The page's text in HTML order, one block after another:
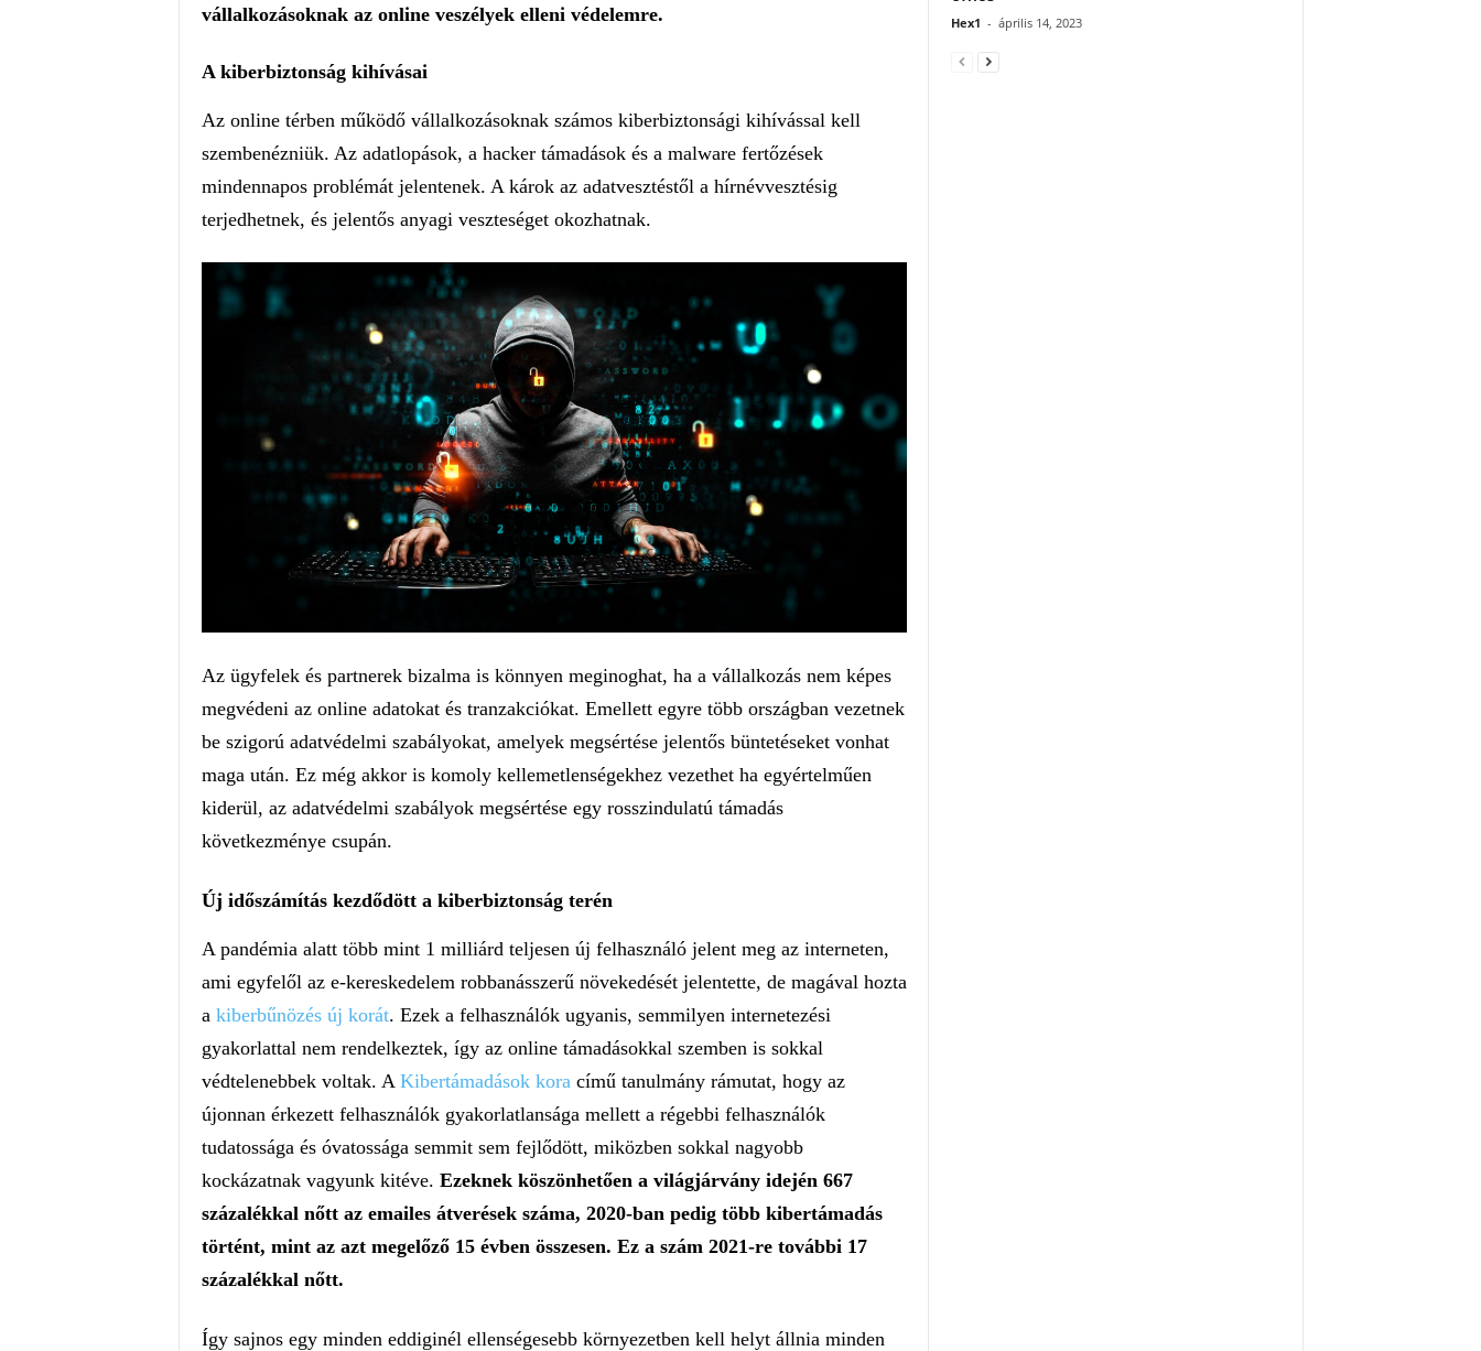
vállalkozásoknak az online veszélyek elleni védelemre.
A kiberbiztonság kihívásai
Az online térben működő vállalkozásoknak számos kiberbiztonsági kihívással kell
szembenézniük. Az adatlopások, a hacker támadások és a malware fertőzések
mindennapos problémát jelentenek. A károk az adatvesztéstől a hírnévvesztésig
terjedhetnek, és jelentős anyagi veszteséget okozhatnak.
Az ügyfelek és partnerek bizalma is könnyen meginoghat, ha a vállalkozás nem képes
megvédeni az online adatokat és tranzakciókat. Emellett egyre több országban vezetnek
be szigorú adatvédelmi szabályokat, amelyek megsértése jelentős büntetéseket vonhat
maga után. Ez még akkor is komoly kellemetlenségekhez vezethet ha egyértelműen
kiderül, az adatvédelmi szabályok megsértése egy rosszindulatú támadás
következménye csupán.
Új időszámítás kezdődött a kiberbiztonság terén
A pandémia alatt több mint 1 milliárd teljesen új felhasználó jelent meg az interneten,
ami egyfelől az e-kereskedelem robbanásszerű növekedését jelentette, de magával hozta
a kiberbűnözés új korát. Ezek a felhasználók ugyanis, semmilyen internetezési
gyakorlattal nem rendelkeztek, így az online támadásokkal szemben is sokkal
védtelenebbek voltak. A Kibertámadások koracímű tanulmány rámutat, hogy az
újonnan érkezett felhasználók gyakorlatlansága mellett a régebbi felhasználók
tudatossága és óvatossága semmit sem fejlődött, miközben sokkal nagyobb
kockázatnak vagyunk kitéve. Ezeknek köszönhetően a világjárvány idején 667
százalékkal nőtt az emailes átverések száma, 2020-ban pedig több kibertámadás
történt, mint az azt megelőző 15 évben összesen. Ez a szám 2021-re további 17
százalékkal nőtt.
Így sajnos egy minden eddiginél ellenségesebb környezetben kell helyt állnia minden
Hex1 - április 14, 2023